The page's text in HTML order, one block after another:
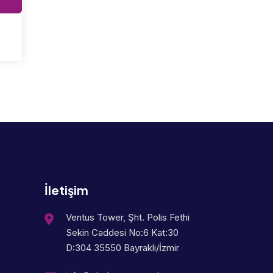
İletişim
Ventus Tower, Şht. Polis Fethi
Sekin Caddesi No:6 Kat:30
D:304 35550 Bayraklı/İzmir